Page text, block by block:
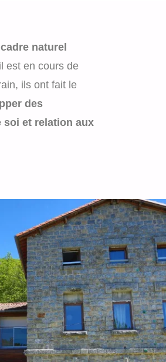
naturel
est en cours de
ils ont fait le
des
soi et relation aux